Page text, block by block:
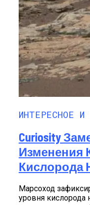
ИНТЕРЕСНОЕ И
Curiosity
Изменения
Кислорода
Марсоход
уровня кислорода